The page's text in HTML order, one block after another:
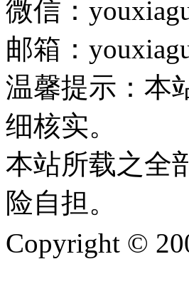
微信：
邮箱：
温馨提示：本
细核实。
本站所载之全
险自担。
Copyright ©